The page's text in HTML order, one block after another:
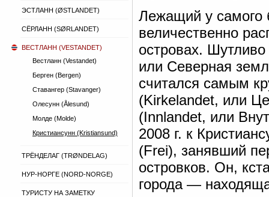
ЭСТЛАНН (ØSTLANDET)
СЁРЛАНН (SØRLANDET)
ВЕСТЛАНН (VESTANDET)
Вестланн (Vestandet)
Берген (Bergen)
Ставангер (Stavanger)
Олесунн (Ålesund)
Молде (Molde)
Кристиансунн (Kristiansund)
ТРЁНДЕЛАГ (TRØNDELAG)
НУР-НОРГЕ (NORD-NORGE)
ТУРИСТУ НА ЗАМЕТКУ
Лежащий у самого
величественно
островах.
или Северная
считался самым
(Kirkelandet, или
(Innlandet, или
2008 г. к
(Frei), занявший
островков. Он,
города —